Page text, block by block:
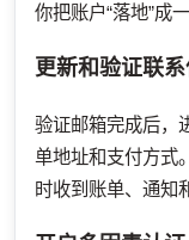
你把账户“落地”成
更新和验证联
验证邮箱完成后，
单地址和支付方式
时收到账单、通知